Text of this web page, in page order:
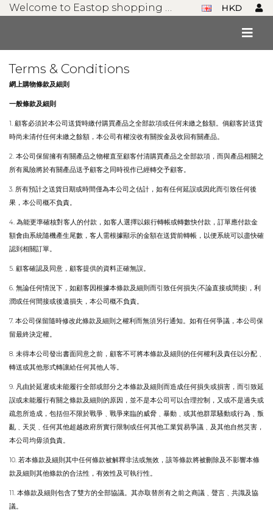
Welcome to Eastop shopping mall! HKD
Terms & Conditions
網上購物條款及細則
一般條款及細則
1. 顧客必須於本公司送貨時繳付購買產品之全部款項或任何未繳之餘額
倘顧客於送貨
時尚未清付任何未繳之餘額，本公司有權沒收有關按金及收回有關產品
2. 本公司保留擁有有關產品之物權直至顧客付清購買產品之全部款項，而與產品相關之
所有風險將於有關產品送予顧客之同時視作已經轉交予顧客
3. 所有預計之送貨日期或時間僅為本公司之估計，如有任何延誤或因此而引致任何後
果，本公司概不負責
4. 為能更準確核對客人的付款，如客人選擇以銀行轉帳或轉數快付款，訂單應付款金
額會由系統隨機產生尾數，客人需根據顯示的金額在送貨前轉帳，以便系統可以盡快確
認到相關訂單
5. 顧客確認及同意，顧客提供的資料正確無誤
6. 無論任何情況下，如顧客因根據本條款及細則而引致任何損失(不論直接或間接) ，利
潤或任何間接或後遺損失，本公司概不負責
7. 本公司保留隨時修改此條款及細則之權利而無須另行通知
如有任何爭議，本公司保
留最終決定權
8. 未得本公司發出書面同意之前，顧客不可將本條款及細則的任何權利及責任以分配
轉送或其他形式轉讓給任何其他人等
9. 凡由於延遲或未能履行全部或部分之本條款及細則而造成任何損失或損害，而引致延
誤或未能履行有關之條款及細則的原因，並不是本公司可以合理控制，又或不是過失或
疏忽所造成，包括但不限於戰爭
戰爭來臨的威脅 暴動 或其他群眾騷動或行為
叛
亂
天災 任何其他超越政府所實行限制或任何其他工業貿易爭議
及其他自然災害，
本公司均毋須負責
10. 若本條款及細則其中任何條款被解釋非法或無效，該等條款將被刪除及不影響本條
款及細則其他條款的合法性，有效性及可執行性
11. 本條款及細則包含了雙方的全部協議 其亦取替所有之前之商議 聲言
共識及協
議